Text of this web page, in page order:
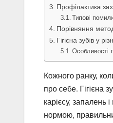
Профілактика
Типові
Порівняння
Гігієна зубів у
Особливості
Кожного ранку,
про себе. Гігієна
карієсу, запалень
нормою,